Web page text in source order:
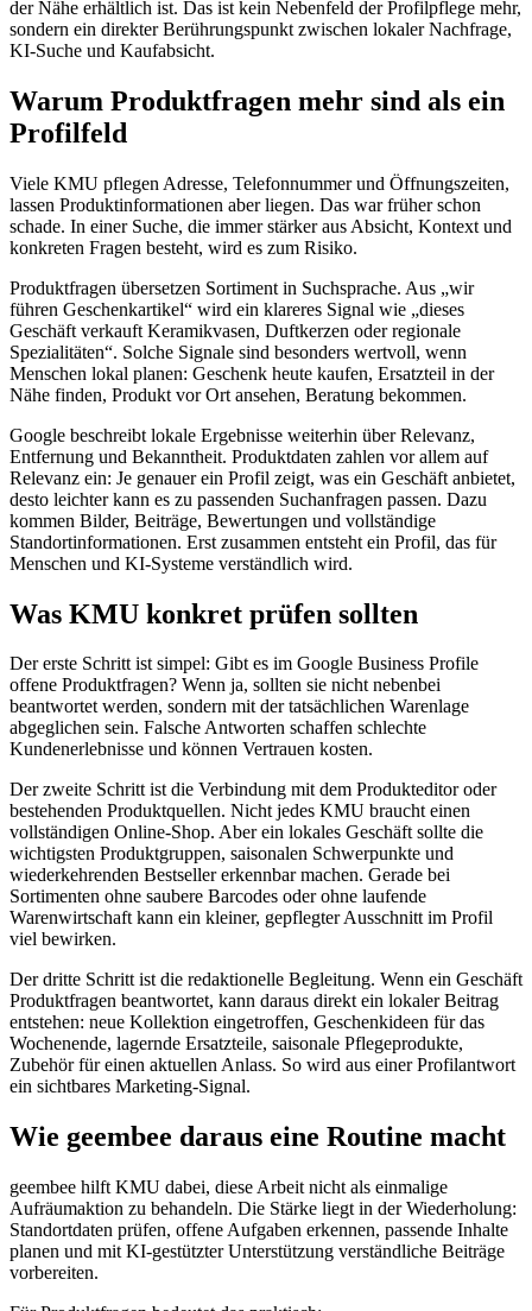
der Nähe erhältlich ist. Das ist kein Nebenfeld der Profilpflege mehr,
sondern ein direkter Berührungspunkt zwischen lokaler Nachfrage,
KI-Suche und Kaufabsicht.
Warum Produktfragen mehr sind als ein
Profilfeld
Viele KMU pflegen Adresse, Telefonnummer und Öffnungszeiten,
lassen Produktinformationen aber liegen. Das war früher schon
schade. In einer Suche, die immer stärker aus Absicht, Kontext und
konkreten Fragen besteht, wird es zum Risiko.
Produktfragen übersetzen Sortiment in Suchsprache. Aus „wir
führen Geschenkartikel“ wird ein klareres Signal wie „dieses
Geschäft verkauft Keramikvasen, Duftkerzen oder regionale
Spezialitäten“. Solche Signale sind besonders wertvoll, wenn
Menschen lokal planen: Geschenk heute kaufen, Ersatzteil in der
Nähe finden, Produkt vor Ort ansehen, Beratung bekommen.
Google beschreibt lokale Ergebnisse weiterhin über Relevanz,
Entfernung und Bekanntheit. Produktdaten zahlen vor allem auf
Relevanz ein: Je genauer ein Profil zeigt, was ein Geschäft anbietet,
desto leichter kann es zu passenden Suchanfragen passen. Dazu
kommen Bilder, Beiträge, Bewertungen und vollständige
Standortinformationen. Erst zusammen entsteht ein Profil, das für
Menschen und KI-Systeme verständlich wird.
Was KMU konkret prüfen sollten
Der erste Schritt ist simpel: Gibt es im Google Business Profile
offene Produktfragen? Wenn ja, sollten sie nicht nebenbei
beantwortet werden, sondern mit der tatsächlichen Warenlage
abgeglichen sein. Falsche Antworten schaffen schlechte
Kundenerlebnisse und können Vertrauen kosten.
Der zweite Schritt ist die Verbindung mit dem Produkteditor oder
bestehenden Produktquellen. Nicht jedes KMU braucht einen
vollständigen Online-Shop. Aber ein lokales Geschäft sollte die
wichtigsten Produktgruppen, saisonalen Schwerpunkte und
wiederkehrenden Bestseller erkennbar machen. Gerade bei
Sortimenten ohne saubere Barcodes oder ohne laufende
Warenwirtschaft kann ein kleiner, gepflegter Ausschnitt im Profil
viel bewirken.
Der dritte Schritt ist die redaktionelle Begleitung. Wenn ein Geschäft
Produktfragen beantwortet, kann daraus direkt ein lokaler Beitrag
entstehen: neue Kollektion eingetroffen, Geschenkideen für das
Wochenende, lagernde Ersatzteile, saisonale Pflegeprodukte,
Zubehör für einen aktuellen Anlass. So wird aus einer Profilantwort
ein sichtbares Marketing-Signal.
Wie geembee daraus eine Routine macht
geembee hilft KMU dabei, diese Arbeit nicht als einmalige
Aufräumaktion zu behandeln. Die Stärke liegt in der Wiederholung:
Standortdaten prüfen, offene Aufgaben erkennen, passende Inhalte
planen und mit KI-gestützter Unterstützung verständliche Beiträge
vorbereiten.